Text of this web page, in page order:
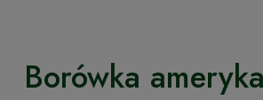
Borówka